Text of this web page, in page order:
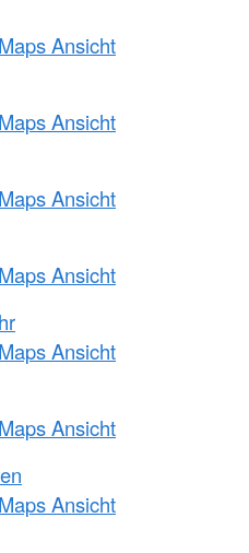
Ansicht
Ansicht
Ansicht
Ansicht
Ansicht
Ansicht
Ansicht